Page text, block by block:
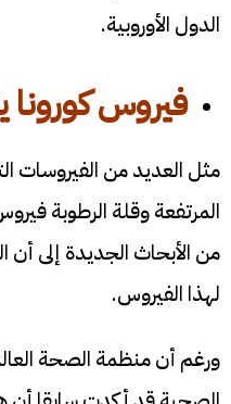
الدول الأوروبية.
فيروس كورونا
مثل العديد من الفيروسات
المرتفعة وقلة الرطوبة
من الأبحاث الجديدة إلى
لهذا الفيروس.
ورغم أن منظمة الصحة